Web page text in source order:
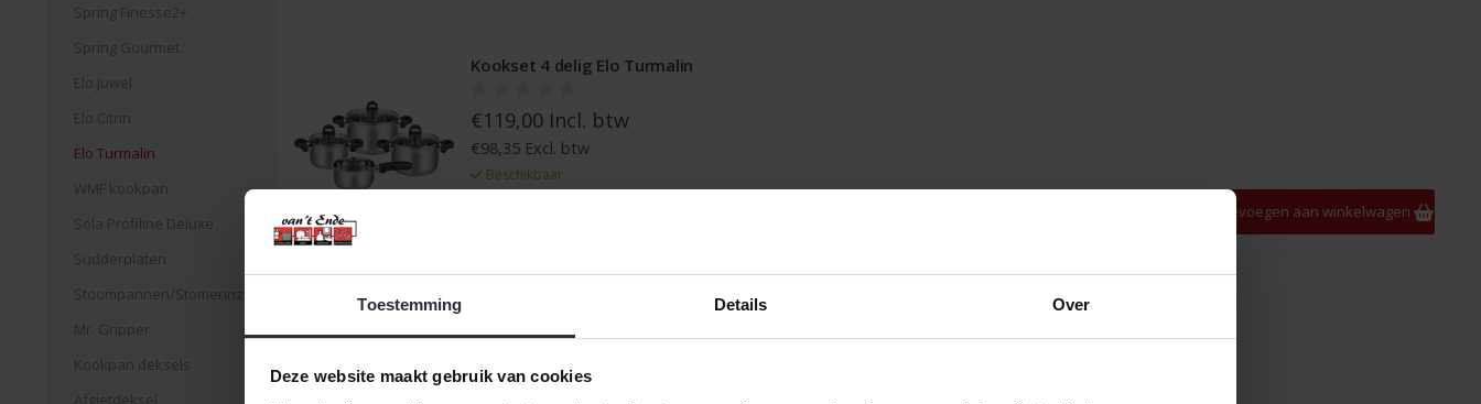
Toestemming Details Over
Deze website maakt gebruik van cookies
Spring Finesse2+
Spring Gourmet
Elo Juwel
Elo Citrin
Elo Turmalin
WMF kookpan
Sola Profiline Deluxe
Sudderplaten
Stoompannen/Stomerinzet
Mr. Gripper
Kookpan deksels
Afgietdeksel
Kookset 4 delig Elo Turmalin
€119,00 Incl. btw
€98,35 Excl. btw
Beschikbaar
Toevoegen aan winkelwagen
Melk/saus koker 14cm Turmalin